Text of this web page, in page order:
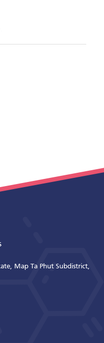
Map Ta Phut Subdistrict,